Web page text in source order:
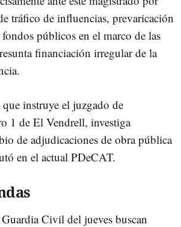
tráfico de influencias, prevaricación
públicos en el marco de las
financiación irregular de la
instruye el juzgado de
1 de El Vendrell, investiga
de adjudicaciones de obra pública
en el actual PDeCAT.
Civil del jueves buscan